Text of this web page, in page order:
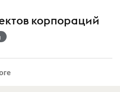
корпораций